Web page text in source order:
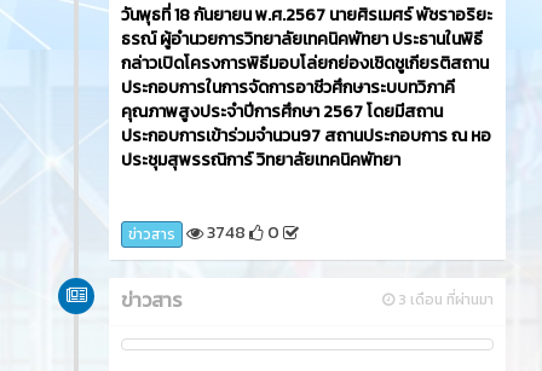
วันพุธที่ 18 กันยายน พ.ศ.2567 นายศิรเมศร์ พัชราอริยะ
ธรณ์ ผู้อำนวยการวิทยาลัยเทคนิคพัทยา ประธานในพิธี
กล่าวเปิดโครงการพิธีมอบโล่ยกย่องเชิดชูเกียรติสถาน
ประกอบการในการจัดการอาชีวศึกษาระบบทวิภาคี
คุณภาพสูงประจำปีการศึกษา 2567 โดยมีสถาน
ประกอบการเข้าร่วมจำนวน97 สถานประกอบการ ณ หอ
ประชุมสุพรรณิการ์ วิทยาลัยเทคนิคพัทยา
ข่าวสาร 3748 0
3 เดือน ที่ผ่านมา
ข่าวสาร